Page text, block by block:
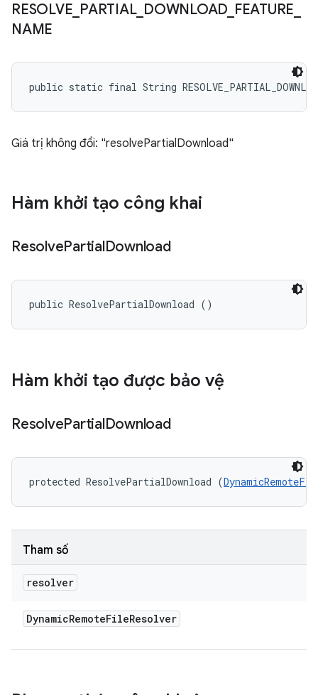
RESOLVE PARTIAL_ DOWNLOAD FEATURE
NAME
public static final String
Giá trị không đổi: "resolvePartialDownload"
Hàm khởi tạo công khai
ResolvePartialDownload
public ResolvePartialDownload ()
Hàm khởi tạo được bảo vệ
ResolvePartialDownload
protected ResolvePartialDownload (
Tham số
resolver
DynamicRemoteFileResolver